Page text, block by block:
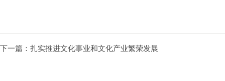
下一篇： 扎实推进文化事业和文化产业繁荣发展